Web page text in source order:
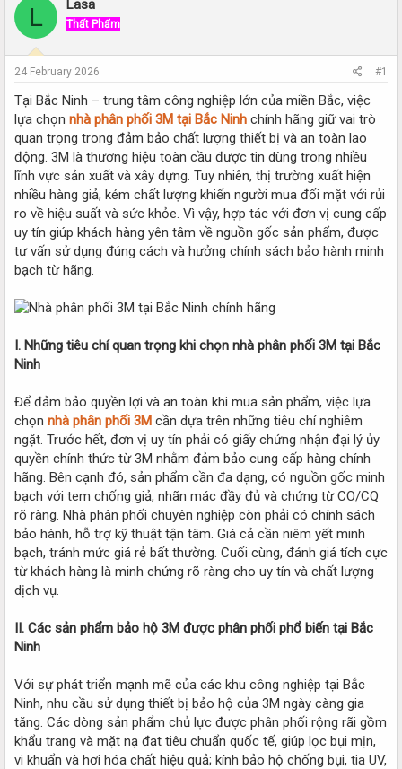
a
s
a
r
e
r
r
t
a
t
e
L Lasa
Thất Phẩm
24 February 2026 #1
Tại Bắc Ninh – trung tâm công nghiệp lớn của miền Bắc, việc
lựa chọn nhà phân phối 3M tại Bắc Ninh chính hãng giữ vai trò
quan trọng trong đảm bảo chất lượng thiết bị và an toàn lao
động. 3M là thương hiệu toàn cầu được tin dùng trong nhiều
lĩnh vực sản xuất và xây dựng. Tuy nhiên, thị trường xuất hiện
nhiều hàng giả, kém chất lượng khiến người mua đối mặt với rủi
ro về hiệu suất và sức khỏe. Vì vậy, hợp tác với đơn vị cung cấp
uy tín giúp khách hàng yên tâm về nguồn gốc sản phẩm, được
tư vấn sử dụng đúng cách và hưởng chính sách bảo hành minh
bạch từ hãng.
I. Những tiêu chí quan trọng khi chọn nhà phân phối 3M tại Bắc
Ninh
Để đảm bảo quyền lợi và an toàn khi mua sản phẩm, việc lựa
chọn nhà phân phối 3M cần dựa trên những tiêu chí nghiêm
ngặt. Trước hết, đơn vị uy tín phải có giấy chứng nhận đại lý ủy
quyền chính thức từ 3M nhằm đảm bảo cung cấp hàng chính
hãng. Bên cạnh đó, sản phẩm cần đa dạng, có nguồn gốc minh
bạch với tem chống giả, nhãn mác đầy đủ và chứng từ CO/CQ
rõ ràng. Nhà phân phối chuyên nghiệp còn phải có chính sách
bảo hành, hỗ trợ kỹ thuật tận tâm. Giá cả cần niêm yết minh
bạch, tránh mức giá rẻ bất thường. Cuối cùng, đánh giá tích cực
từ khách hàng là minh chứng rõ ràng cho uy tín và chất lượng
dịch vụ.
II. Các sản phẩm bảo hộ 3M được phân phối phổ biến tại Bắc
Ninh
Với sự phát triển mạnh mẽ của các khu công nghiệp tại Bắc
Ninh, nhu cầu sử dụng thiết bị bảo hộ của 3M ngày càng gia
tăng. Các dòng sản phẩm chủ lực được phân phối rộng rãi gồm
khẩu trang và mặt nạ đạt tiêu chuẩn quốc tế, giúp lọc bụi mịn,
vi khuẩn và hơi hóa chất hiệu quả; kính bảo hộ chống bụi, tia UV,